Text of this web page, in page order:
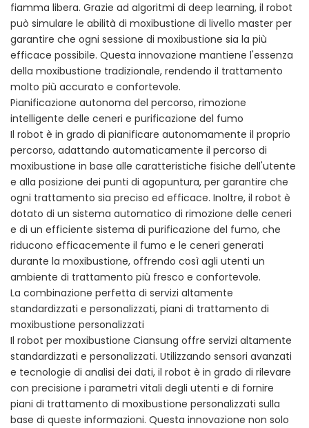
fiamma libera. Grazie ad algoritmi di deep learning, il robot
può simulare le abilità di moxibustione di livello master per
garantire che ogni sessione di moxibustione sia la più
efficace possibile. Questa innovazione mantiene l'essenza
della moxibustione tradizionale, rendendo il trattamento
molto più accurato e confortevole.
Pianificazione autonoma del percorso, rimozione
intelligente delle ceneri e purificazione del fumo
Il robot è in grado di pianificare autonomamente il proprio
percorso, adattando automaticamente il percorso di
moxibustione in base alle caratteristiche fisiche dell'utente
e alla posizione dei punti di agopuntura, per garantire che
ogni trattamento sia preciso ed efficace. Inoltre, il robot è
dotato di un sistema automatico di rimozione delle ceneri
e di un efficiente sistema di purificazione del fumo, che
riducono efficacemente il fumo e le ceneri generati
durante la moxibustione, offrendo così agli utenti un
ambiente di trattamento più fresco e confortevole.
La combinazione perfetta di servizi altamente
standardizzati e personalizzati, piani di trattamento di
moxibustione personalizzati
Il robot per moxibustione Ciansung offre servizi altamente
standardizzati e personalizzati. Utilizzando sensori avanzati
e tecnologie di analisi dei dati, il robot è in grado di rilevare
con precisione i parametri vitali degli utenti e di fornire
piani di trattamento di moxibustione personalizzati sulla
base di queste informazioni. Questa innovazione non solo